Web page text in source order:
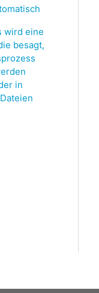
wird eine
besagt,
in